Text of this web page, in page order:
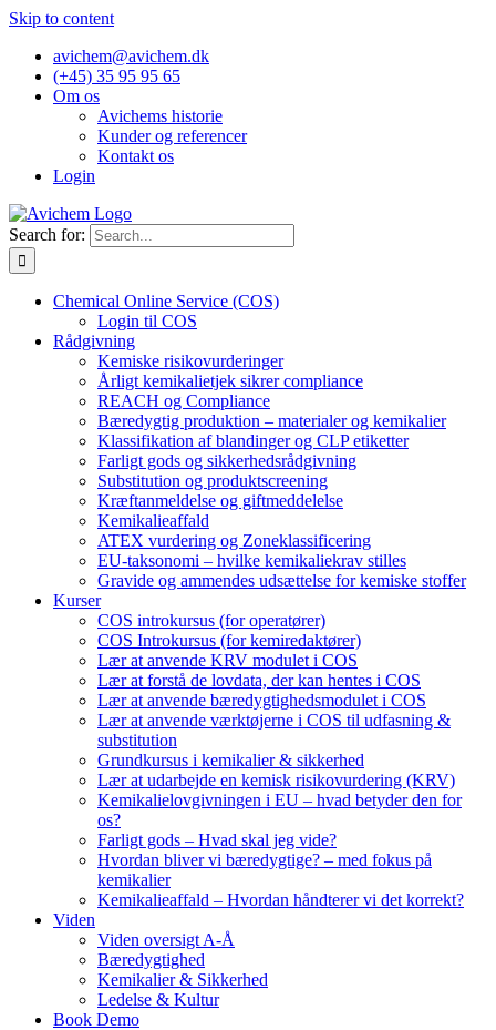
Skip to content
avichem@avichem.dk
(+45) 35 95 95 65
Om os
Avichems historie
Kunder og referencer
Kontakt os
Login
Search for:
Chemical Online Service (COS)
Login til COS
Rådgivning
Kemiske risikovurderinger
Årligt kemikalietjek sikrer compliance
REACH og Compliance
Bæredygtig produktion – materialer og kemikalier
Klassifikation af blandinger og CLP etiketter
Farligt gods og sikkerhedsrådgivning
Substitution og produktscreening
Kræftanmeldelse og giftmeddelelse
Kemikalieaffald
ATEX vurdering og Zoneklassificering
EU-taksonomi – hvilke kemikaliekrav stilles
Gravide og ammendes udsættelse for kemiske stoffer
Kurser
COS introkursus (for operatører)
COS Introkursus (for kemiredaktører)
Lær at anvende KRV modulet i COS
Lær at forstå de lovdata, der kan hentes i COS
Lær at anvende bæredygtighedsmodulet i COS
Lær at anvende værktøjerne i COS til udfasning &
substitution
Grundkursus i kemikalier & sikkerhed
Lær at udarbejde en kemisk risikovurdering (KRV)
Kemikalielovgivningen i EU – hvad betyder den for
os?
Farligt gods – Hvad skal jeg vide?
Hvordan bliver vi bæredygtige? – med fokus på
kemikalier
Kemikalieaffald – Hvordan håndterer vi det korrekt?
Viden
Viden oversigt A-Å
Bæredygtighed
Kemikalier & Sikkerhed
Ledelse & Kultur
Book Demo